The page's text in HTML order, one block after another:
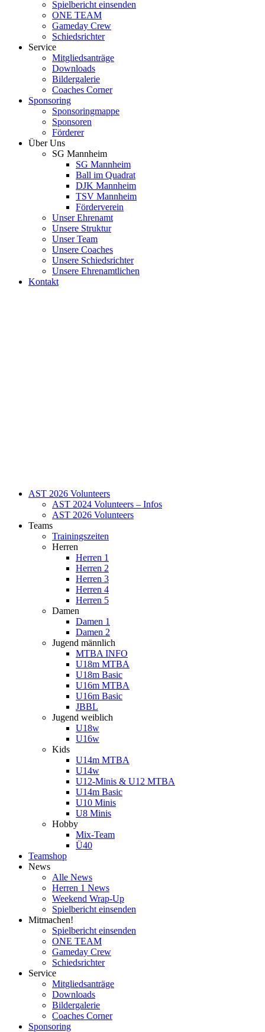
Spielbericht einsenden
ONE TEAM
Gameday Crew
Schiedsrichter
Service
Mitgliedsanträge
Downloads
Bildergalerie
Coaches Corner
Sponsoring
Sponsoringmappe
Sponsoren
Förderer
Über Uns
SG Mannheim
SG Mannheim
Ball im Quadrat
DJK Mannheim
TSV Mannheim
Förderverein
Unser Ehrenamt
Unsere Struktur
Unser Team
Unsere Coaches
Unsere Schiedsrichter
Unsere Ehrenamtlichen
Kontakt
AST 2026 Volunteers
AST 2024 Volunteers – Infos
AST 2026 Volunteers
Teams
Trainingszeiten
Herren
Herren 1
Herren 2
Herren 3
Herren 4
Herren 5
Damen
Damen 1
Damen 2
Jugend männlich
MTBA INFO
U18m MTBA
U18m Basic
U16m MTBA
U16m Basic
JBBL
Jugend weiblich
U18w
U16w
Kids
U14m MTBA
U14w
U12-Minis & U12 MTBA
U14m Basic
U10 Minis
U8 Minis
Hobby
Mix-Team
Ü40
Teamshop
News
Alle News
Herren 1 News
Weekend Wrap-Up
Spielbericht einsenden
Mitmachen!
Spielbericht einsenden
ONE TEAM
Gameday Crew
Schiedsrichter
Service
Mitgliedsanträge
Downloads
Bildergalerie
Coaches Corner
Sponsoring